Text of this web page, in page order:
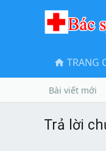
TRANG
Bài viết mới
Trả lời